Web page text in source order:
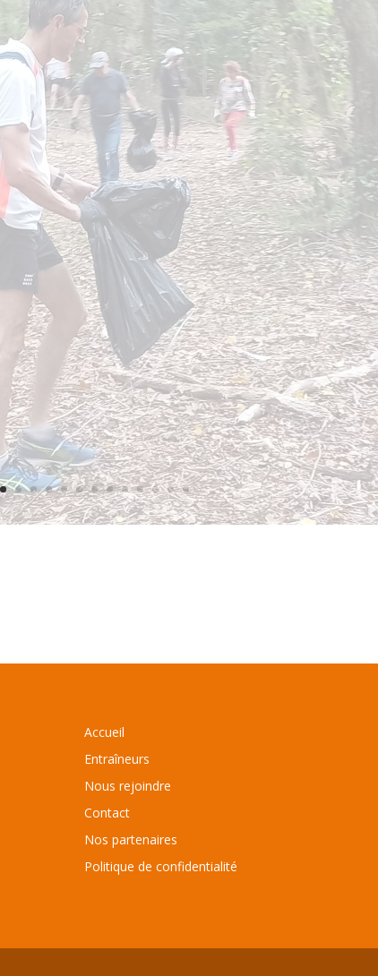
Accueil
Entraîneurs
Nous rejoindre
Contact
Nos partenaires
Politique de confidentialité